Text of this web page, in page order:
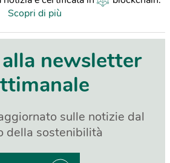
Scopri di più
newsletter
sulle notizie dal
della sostenibilità